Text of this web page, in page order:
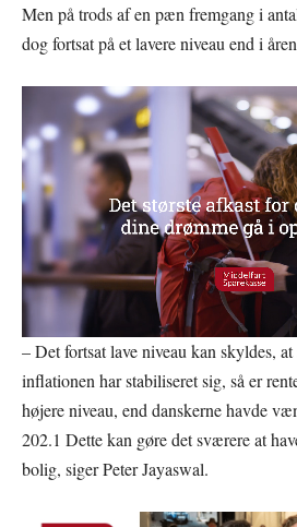
Men på trods af en pæn fremgang i
dog fortsat på et lavere niveau end i
– Det fortsat lave niveau kan skyldes,
inflationen har stabiliseret sig, så er
højere niveau, end danskerne havde
202.1 Dette kan gøre det sværere at
bolig, siger Peter Jayaswal.